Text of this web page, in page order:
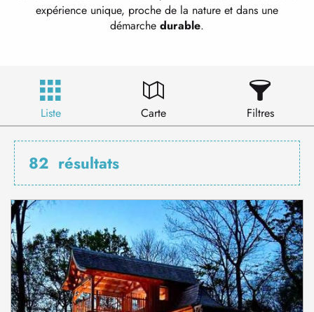
expérience unique, proche de la nature et dans une
démarche durable.
Liste Carte Filtres
82 résultats